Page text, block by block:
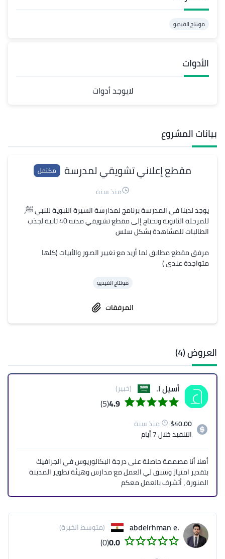
مونتاج الفيديو
الأدوات
لايوجد أدوات
بيانات المشروع
مقطع إعلاني تشويقي لمدرسة مكتمل
منذ سنة
متواجدة عندي )
مونتاج الفيديو
المرفقات
العروض (4)
أسيل ا. (خبير)
4.9
(5)
$40.00
منذ سنة
التنفيذخلال 7 أيام
أهلا أنا مصممة حاصلة على درجة البكالوريوس في الجرافيك
بتقدير امتياز وسبق لي العمل مع مدارس وهيئة تطوير المدينة
المنورة ، أتشرف بالعمل معكم
.abdelrhman e (متوسط الخبرة)
0.0
(0)